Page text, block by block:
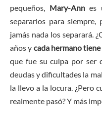
pequeños, Mary-Annes
separarlos para
jamás nada los separará.
años y cada hermano
que fue su culpa por ser
deudas y dificultades la
la llevo a la locura. ¿Pero
realmente pasó? Y más